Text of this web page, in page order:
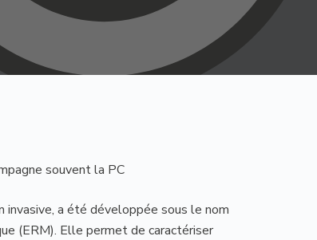
souvent la PC
invasive, a été développée sous le nom
(ERM). Elle permet de caractériser